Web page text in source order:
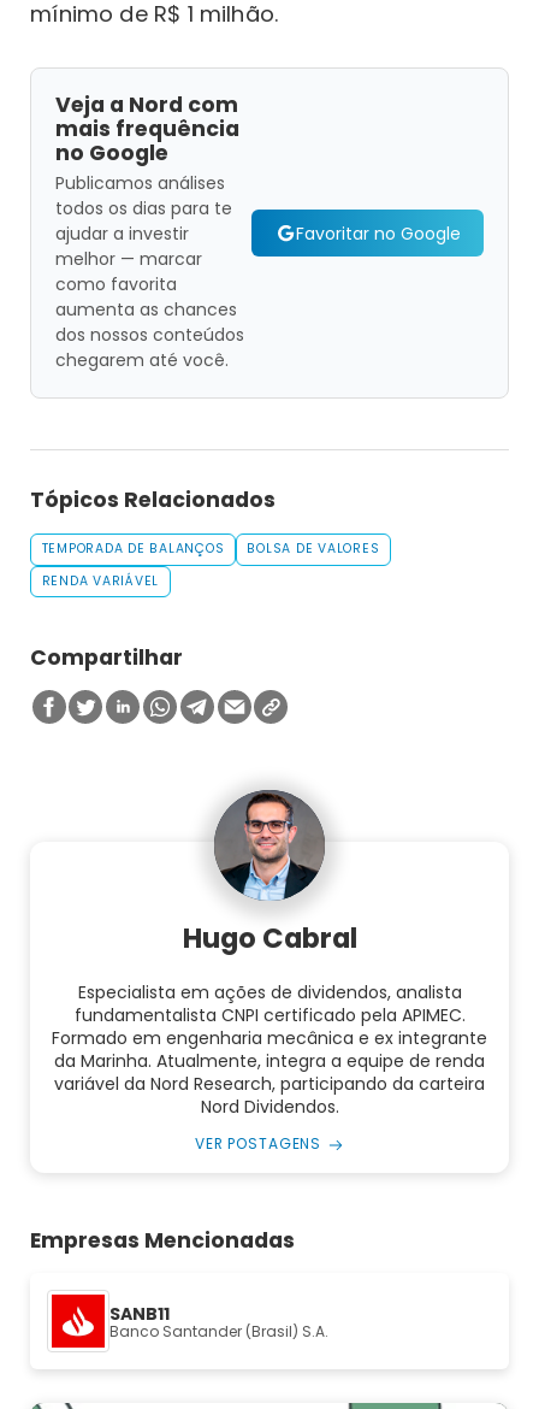
mínimo de R$ 1 milhão.
Veja a Nord com
mais frequência
no Google
Publicamos análises
todos os dias para te
ajudar a investir
melhor — marcar
como favorita
aumenta as chances
dos nossos conteúdos
chegarem até você.
Favoritar no Google
Tópicos Relacionados
TEMPORADA DE BALANÇOS
BOLSA DE VALORES
RENDA VARIÁVEL
Compartilhar
Hugo Cabral
Especialista em ações de dividendos, analista
fundamentalista CNPI certificado pela APIMEC.
Formado em engenharia mecânica e ex integrante
da Marinha. Atualmente, integra a equipe de renda
variável da Nord Research, participando da carteira
Nord Dividendos.
VER POSTAGENS
Empresas Mencionadas
SANB11
Banco Santander (Brasil) S.A.